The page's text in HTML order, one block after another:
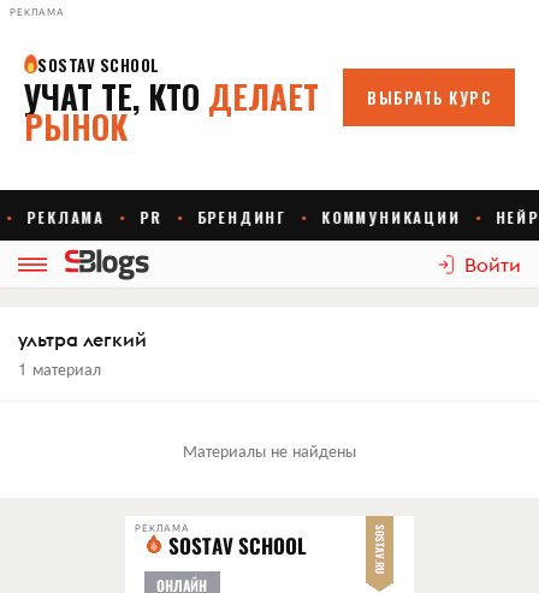
РЕКЛАМА
Войти
ультра легкий
1 материал
Материалы не найдены
РЕКЛАМА